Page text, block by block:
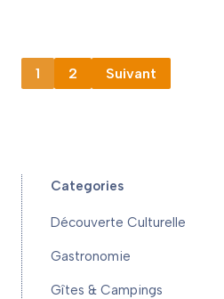
1 2 Suivant
Categories
Découverte Culturelle
Gastronomie
Gîtes & Campings